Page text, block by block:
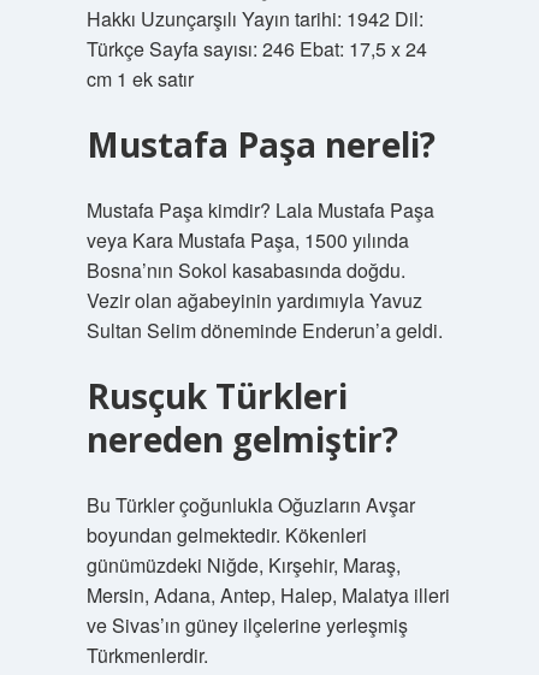
Hakkı Uzunçarşılı Yayın tarihi: 1942 Dil:
Türkçe Sayfa sayısı: 246 Ebat: 17,5 x 24
cm 1 ek satır
Mustafa Paşa nereli?
Mustafa Paşa kimdir? Lala Mustafa Paşa
veya Kara Mustafa Paşa, 1500 yılında
Bosna’nın Sokol kasabasında doğdu.
Vezir olan ağabeyinin yardımıyla Yavuz
Sultan Selim döneminde Enderun’a geldi.
Rusçuk Türkleri
nereden gelmiştir?
Bu Türkler çoğunlukla Oğuzların Avşar
boyundan gelmektedir. Kökenleri
günümüzdeki Niğde, Kırşehir, Maraş,
Mersin, Adana, Antep, Halep, Malatya illeri
ve Sivas’ın güney ilçelerine yerleşmiş
Türkmenlerdir.